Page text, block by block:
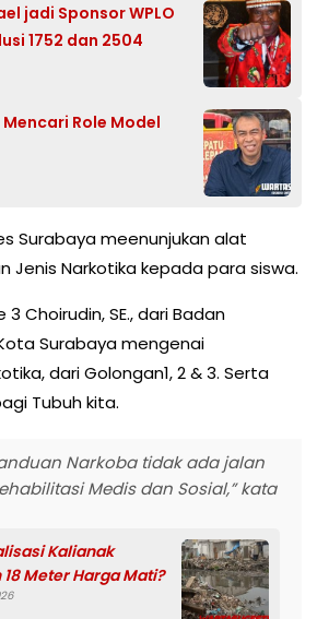
jadi Sponsor WPLO
1752 dan 2504
Role Model
Surabaya meenunjukan alat
Jenis Narkotika kepada para siswa.
Choirudin, SE., dari Badan
Surabaya mengenai
dari Golongan1, 2 & 3. Serta
Tubuh kita.
Narkoba tidak ada jalan
Medis dan Sosial,” kata
Kalianak
Meter Harga Mati?